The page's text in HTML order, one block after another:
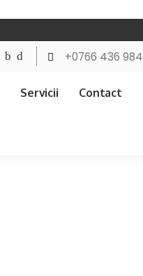
+0766 436 984
Servicii Contact